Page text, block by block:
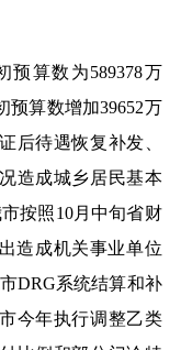
算数为589378万
预算数增加39652万
后待遇恢复补发、
造成城乡居民基本
按照10月中旬省财
造成机关事业单位
DRG系统结算和补
今年执行调整乙类